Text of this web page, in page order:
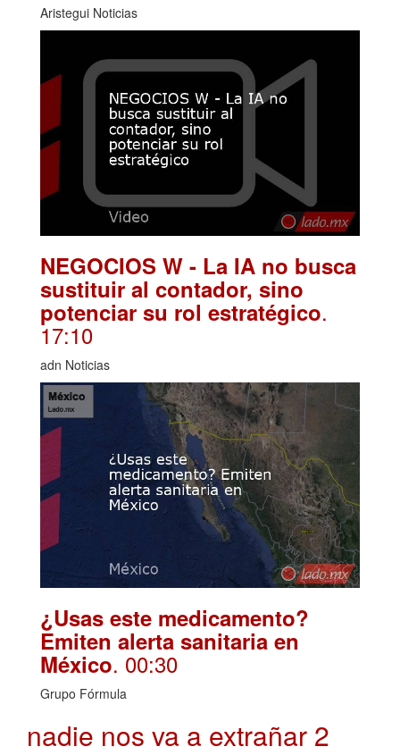
Aristegui Noticias
NEGOCIOS W - La IA no busca
sustituir al contador, sino
potenciar su rol estratégico.
17:10
adn Noticias
¿Usas este medicamento?
Emiten alerta sanitaria en
México. 00:30
Grupo Fórmula
nadie nos va a extrañar 2